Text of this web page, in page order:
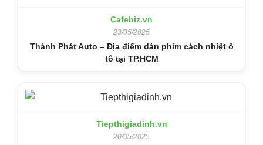
Cafebiz.vn
23/05/2025
Thành Phát Auto – Địa điểm dán phim cách nhiệt ô
tô tại TP.HCM
Tiepthigiadinh.vn
20/05/2025